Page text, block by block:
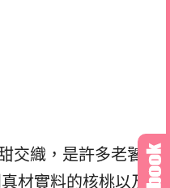
交織，是許多老饕
材實料的核桃以及